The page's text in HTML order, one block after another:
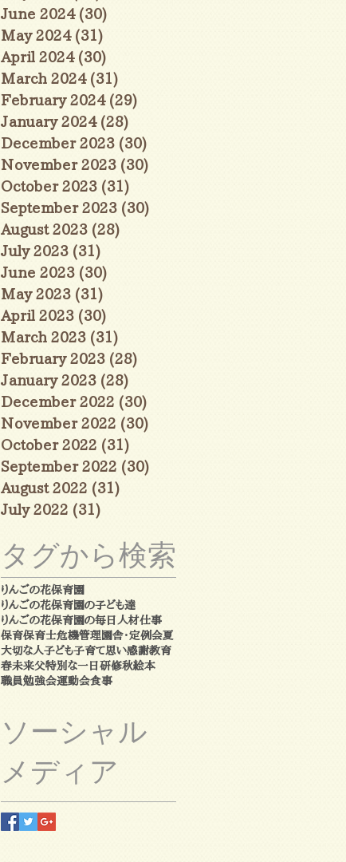
June 2024 (30)
May 2024 (31)
April 2024 (30)
March 2024 (31)
February 2024 (29)
January 2024 (28)
December 2023 (30)
November 2023 (30)
October 2023 (31)
September 2023 (30)
August 2023 (28)
July 2023 (31)
June 2023 (30)
May 2023 (31)
April 2023 (30)
March 2023 (31)
February 2023 (28)
January 2023 (28)
December 2022 (30)
November 2022 (30)
October 2022 (31)
September 2022 (30)
August 2022 (31)
July 2022 (31)
タグから検索
りんごの花保育園
りんごの花保育園の子ども達
りんごの花保育園の毎日 人材仕事
保育保育士危機管理園舎・定例会夏
大切な人子ども子育て思い感謝教育
春未来父特別な一日研修秋絵本
職員勉強会運動会食事
ソーシャル
メディア